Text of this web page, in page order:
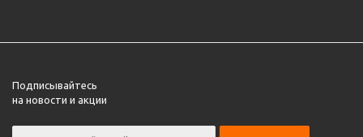
Подписывайтесь
на новости и акции